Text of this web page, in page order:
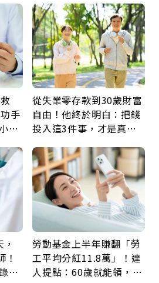
手
腫
從失業零存款到30歲財富
自由！他終於明白：把錢
投入這3件事，才是真正
：
勞動基金上半年賺翻「勞
工平均分紅11.8萬」！達
人提點：60歲就能領，重